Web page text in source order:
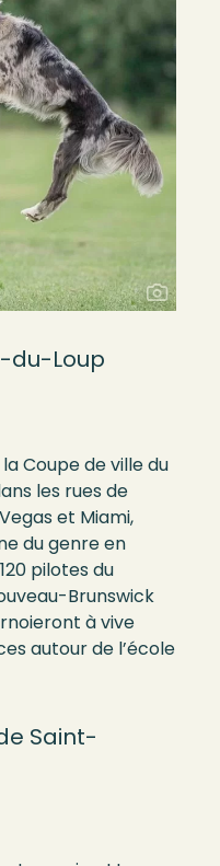
du-Loup
Coupe de ville du
les rues de
et Miami,
du genre en
pilotes du
Brunswick
à vive
autour de l’école
Saint-